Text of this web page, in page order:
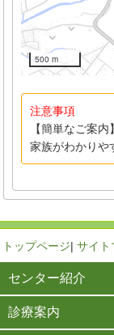
500 m
注意事項
【簡単なご案
家族がわかりや
トップページ| サイト
センター紹介
診療案内